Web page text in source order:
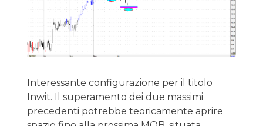
Interessante configurazione per il titolo
Inwit. Il superamento dei due massimi
precedenti potrebbe teoricamente aprire